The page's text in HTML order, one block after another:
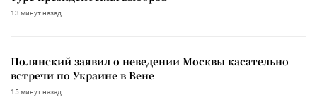
13 минут назад
Полянский заявил о неведении Москвы касательно
встречи по Украине в Вене
15 минут назад